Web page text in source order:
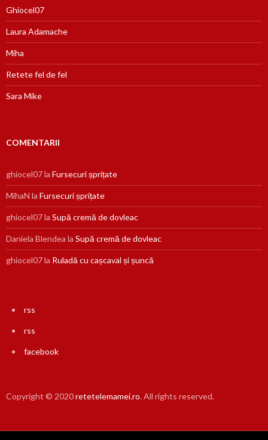
Ghiocel07
Laura Adamache
Miha
Retete fel de fel
Sara Mike
COMENTARII
ghiocel07la Fursecuri șprițate
MihaN la Fursecuri șprițate
ghiocel07la Supă cremă de dovleac
Daniela Blendea la Supă cremă de dovleac
ghiocel07la Ruladă cu cașcaval și șuncă
rss
rss
facebook
Copyright © 2020retetelemamei.ro. All rights reserved.